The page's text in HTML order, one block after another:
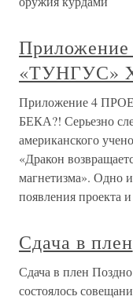
«ТУНГУС»
Приложение 4
БЕКА?! Серьезно
американского
«Дракон
магнетизма». Одно
появления проекта
Сдача в плен
Сдача в плен
состоялось